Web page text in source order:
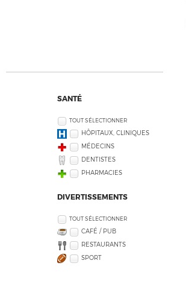
SANTÉ
TOUT SÉLECTIONNER
HÔPITAUX, CLINIQUES
MÉDECINS
DENTISTES
PHARMACIES
DIVERTISSEMENTS
TOUT SÉLECTIONNER
CAFÉ / PUB
RESTAURANTS
SPORT